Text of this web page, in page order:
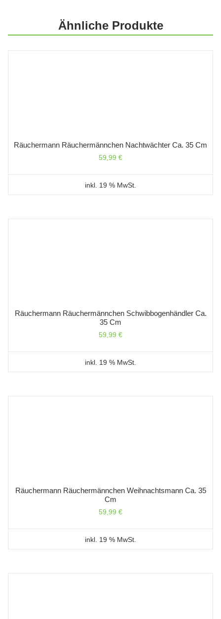
Ähnliche Produkte
Räuchermann Räuchermännchen Nachtwächter Ca. 35 Cm
59,99 €
inkl. 19 % MwSt.
Räuchermann Räuchermännchen Schwibbogenhändler Ca.
35 Cm
59,99 €
inkl. 19 % MwSt.
Räuchermann Räuchermännchen Weihnachtsmann Ca. 35
Cm
59,99 €
inkl. 19 % MwSt.